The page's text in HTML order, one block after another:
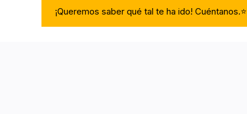
¡Queremos saber qué tal te ha ido! Cuéntanos.⭐